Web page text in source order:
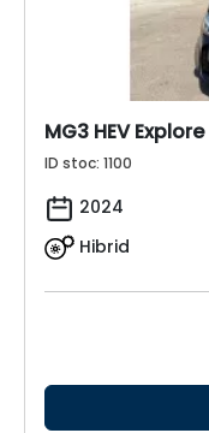
MG3 HEV Explore
ID stoc: 1100
2024
Hibrid